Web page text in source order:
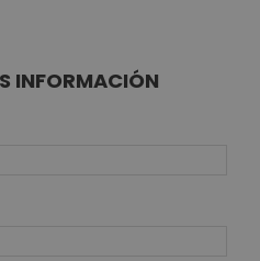
INFORMACIÓN